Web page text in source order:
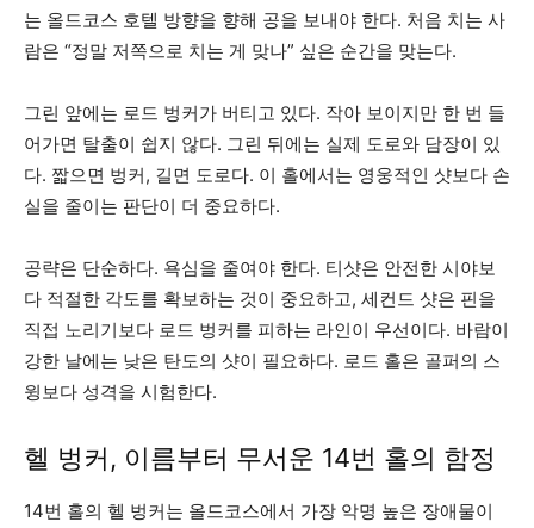
는 올드코스 호텔 방향을 향해 공을 보내야 한다. 처음 치는 사
람은 “정말 저쪽으로 치는 게 맞나” 싶은 순간을 맞는다.
그린 앞에는 로드 벙커가 버티고 있다. 작아 보이지만 한 번 들
어가면 탈출이 쉽지 않다. 그린 뒤에는 실제 도로와 담장이 있
다. 짧으면 벙커, 길면 도로다. 이 홀에서는 영웅적인 샷보다 손
실을 줄이는 판단이 더 중요하다.
공략은 단순하다. 욕심을 줄여야 한다. 티샷은 안전한 시야보
다 적절한 각도를 확보하는 것이 중요하고, 세컨드 샷은 핀을
직접 노리기보다 로드 벙커를 피하는 라인이 우선이다. 바람이
강한 날에는 낮은 탄도의 샷이 필요하다. 로드 홀은 골퍼의 스
윙보다 성격을 시험한다.
헬 벙커, 이름부터 무서운 14번 홀의 함정
14번 홀의 헬 벙커는 올드코스에서 가장 악명 높은 장애물이